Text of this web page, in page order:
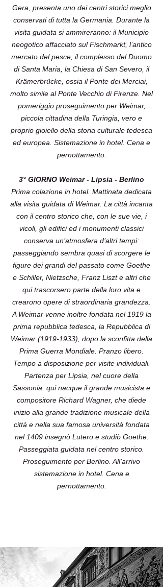
Gera, presenta uno dei centri storici meglio
conservati di tutta la Germania. Durante la
visita guidata si ammireranno: il Municipio
neogotico affacciato sul Fischmarkt, l’antico
mercato del pesce, il complesso del Duomo
di Santa Maria, la Chiesa di San Severo, il
Krämerbrücke, ossia il Ponte dei Merciai,
molto simile al Ponte Vecchio di Firenze. Nel
pomeriggio proseguimento per Weimar,
piccola cittadina della Turingia, vero e
proprio gioiello della storia culturale tedesca
ed europea. Sistemazione in hotel. Cena e
pernottamento.
3° GIORNO Weimar - Lipsia - Berlino
Prima colazione in hotel. Mattinata dedicata
alla visita guidata di Weimar. La città incanta
con il centro storico che, con le sue vie, i
vicoli, gli edifici ed i monumenti classici
conserva un’atmosfera d’altri tempi:
passeggiando sembra quasi di scorgere le
figure dei grandi del passato come Goethe
e Schiller, Nietzsche, Franz Liszt e altri che
qui trascorsero parte della loro vita e
crearono opere di straordinaria grandezza.
A Weimar venne inoltre fondata nel 1919 la
prima repubblica tedesca, la Repubblica di
Weimar (1919-1933), dopo la sconfitta della
Prima Guerra Mondiale. Pranzo libero.
Tempo a disposizione per visite individuali.
Partenza per Lipsia, nel cuore della
Sassonia: qui nacque il grande musicista e
compositore Richard Wagner, che diede
inizio alla grande tradizione musicale della
città e nella sua famosa università fondata
nel 1409 insegnò Lutero e studiò Goethe.
Passeggiata guidata nel centro storico.
Proseguimento per Berlino. All’arrivo
sistemazione in hotel. Cena e
pernottamento.